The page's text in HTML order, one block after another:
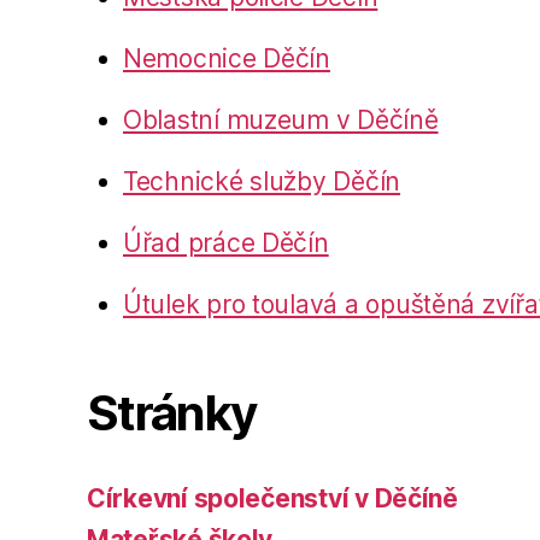
Nemocnice Děčín
Oblastní muzeum v Děčíně
Technické služby Děčín
Úřad práce Děčín
Útulek pro toulavá a opuštěná
Stránky
Církevní společenství v Děčíně